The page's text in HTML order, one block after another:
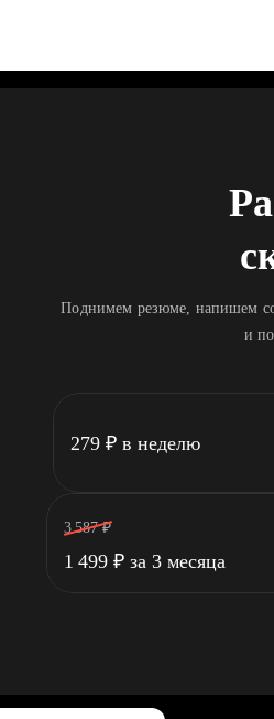
Поднимем резюме, напишем
и
279 ₽ в неделю
3 587 ₽
1 499 ₽ за 3 месяца